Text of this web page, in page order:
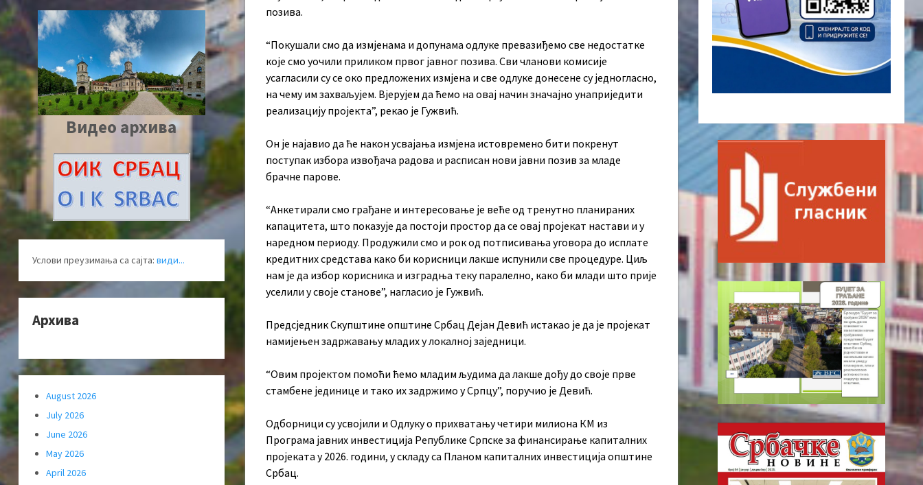
позива.
“Покушали смо да измјенама и допунама одлуке превазиђемо све недостатке
које смо уочили приликом првог јавног позива. Сви чланови комисије
усагласили су се око предложених измјена и све одлуке донесене су једногласно,
на чему им захваљујем. Вјерујем да ћемо на овај начин значајно унаприједити
реализацију пројекта”, рекао је Гужвић.
Он је најавио да ће након усвајања измјена истовремено бити покренут
поступак избора извођача радова и расписан нови јавни позив за младе
брачне парове.
“Анкетирали смо грађане и интересовање је веће од тренутно планираних
капацитета, што показује да постоји простор да се овај пројекат настави и у
наредном периоду. Продужили смо и рок од потписивања уговора до исплате
кредитних средстава како би корисници лакше испунили све процедуре. Циљ
нам је да избор корисника и изградња теку паралелно, како би млади што прије
уселили у своје станове”, нагласио је Гужвић.
Предсједник Скупштине општине Србац Дејан Девић истакао је да је пројекат
намијењен задржавању младих у локалној заједници.
“Овим пројектом помоћи ћемо младим људима да лакше дођу до своје прве
стамбене јединице и тако их задржимо у Српцу”, поручио је Девић.
Одборници су усвојили и Одлуку о прихватању четири милиона КМ из
Програма јавних инвестиција Републике Српске за финансирање капиталних
пројеката у 2026. години, у складу са Планом капиталних инвестиција општине
Србац.
Видео архива
Услови преузимања са сајта: види...
Архива
August 2026
July 2026
June 2026
May 2026
April 2026